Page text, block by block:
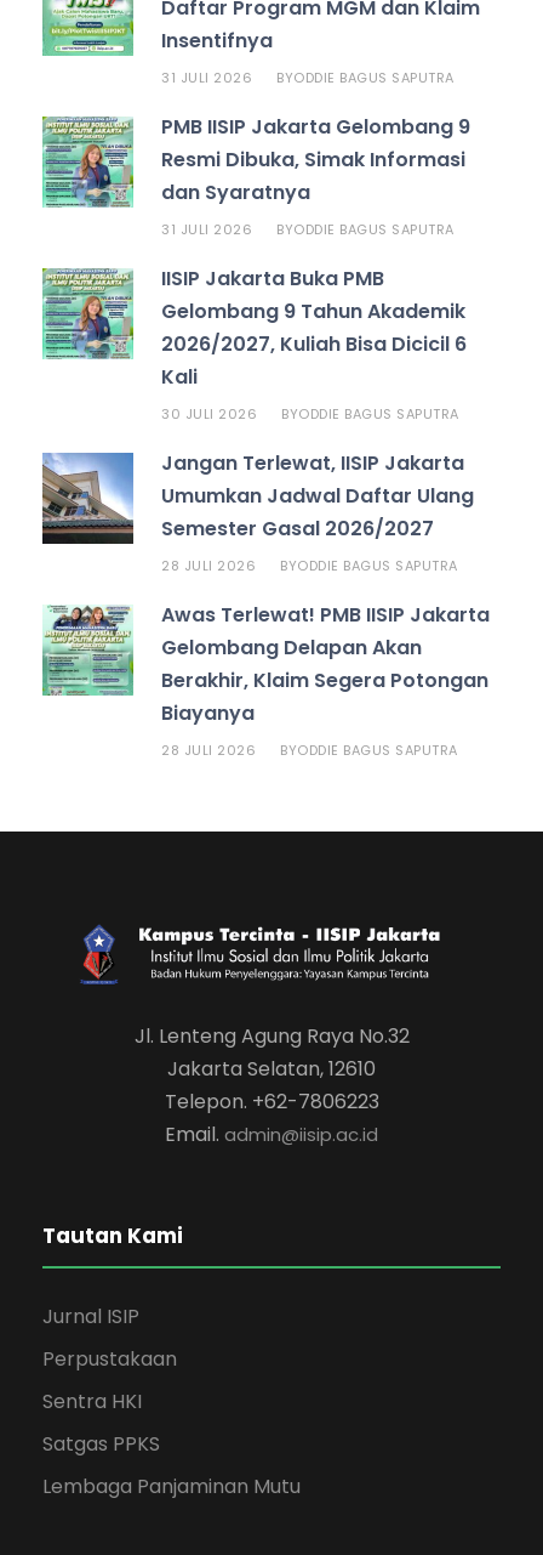
Daftar Program MGM dan Klaim
Insentifnya
31 JULI 2026 BYODDIE BAGUS SAPUTRA
PMB IISIP Jakarta Gelombang 9
Resmi Dibuka, Simak Informasi
dan Syaratnya
31 JULI 2026 BYODDIE BAGUS SAPUTRA
IISIP Jakarta Buka PMB
Gelombang 9 Tahun Akademik
2026/2027, Kuliah Bisa Dicicil 6
Kali
30 JULI 2026 BYODDIE BAGUS SAPUTRA
Jangan Terlewat, IISIP Jakarta
Umumkan Jadwal Daftar Ulang
Semester Gasal 2026/2027
28 JULI 2026 BYODDIE BAGUS SAPUTRA
Awas Terlewat! PMB IISIP Jakarta
Gelombang Delapan Akan
Berakhir, Klaim Segera Potongan
Biayanya
28 JULI 2026 BYODDIE BAGUS SAPUTRA
Jl. Lenteng Agung Raya No.32
Jakarta Selatan, 12610
Telepon. +62-7806223
Email. admin@iisip.ac.id
Tautan Kami
Jurnal ISIP
Perpustakaan
Sentra HKI
Satgas PPKS
Lembaga Panjaminan Mutu